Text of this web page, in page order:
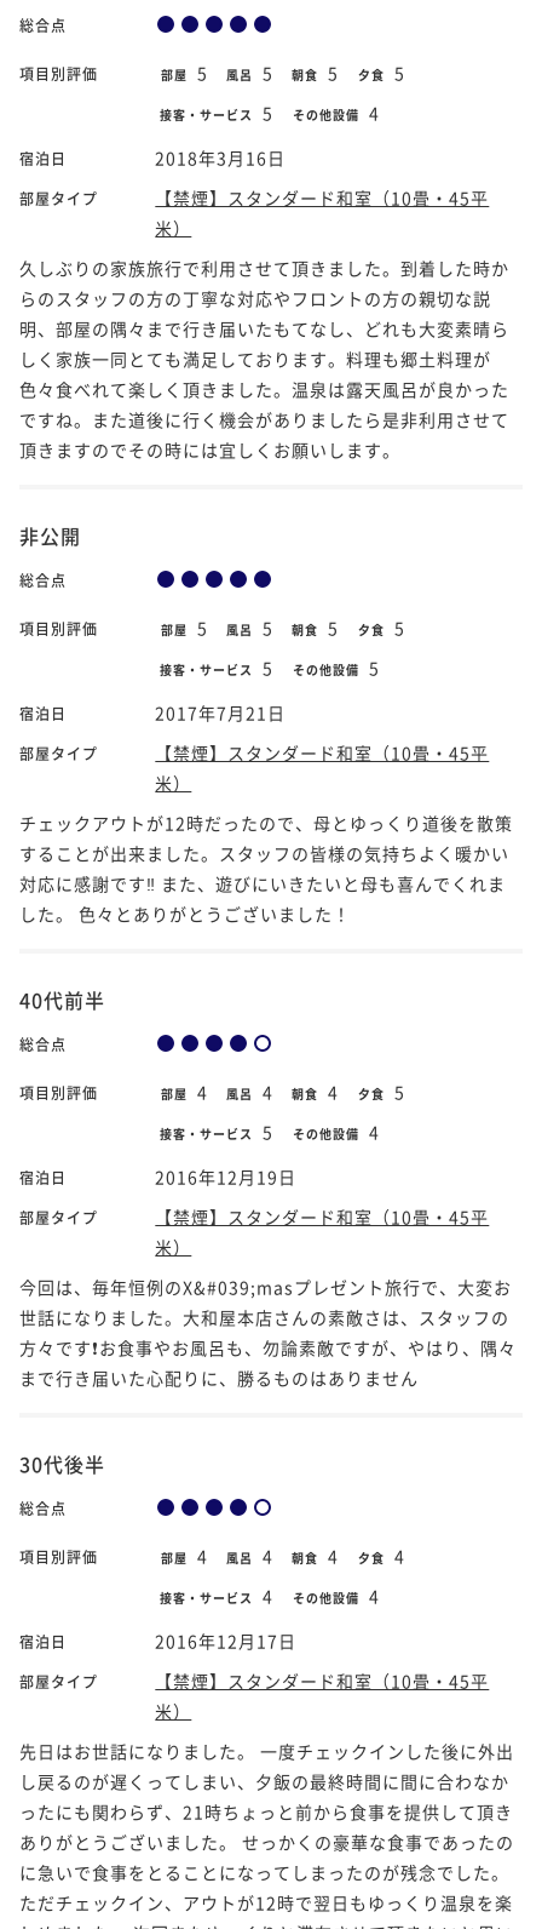
総合点
項目別評価 部屋 5 風呂 5 朝食 5 夕食 5
接客・サービス 5 その他設備 4
宿泊日 2018年3月16日
部屋タイプ
【禁煙】スタンダード和室（10畳・45平
米）
久しぶりの家族旅行で利用させて頂きました。到着した時か
らのスタッフの方の丁寧な対応やフロントの方の親切な説
明、部屋の隅々まで行き届いたもてなし、どれも大変素晴ら
しく家族一同とても満足しております。料理も郷土料理が
色々食べれて楽しく頂きました。温泉は露天風呂が良かった
ですね。また道後に行く機会がありましたら是非利用させて
頂きますのでその時には宜しくお願いします。
非公開
総合点
項目別評価 部屋 5 風呂 5 朝食 5 夕食 5
接客・サービス 5 その他設備 5
宿泊日 2017年7月21日
部屋タイプ
【禁煙】スタンダード和室（10畳・45平
米）
チェックアウトが12時だったので、母とゆっくり道後を散策
することが出来ました。スタッフの皆様の気持ちよく暖かい
対応に感謝です‼ また、遊びにいきたいと母も喜んでくれま
した。 色々とありがとうございました！
40代前半
総合点
項目別評価 部屋 4 風呂 4 朝食 4 夕食 5
接客・サービス 5 その他設備 4
宿泊日 2016年12月19日
部屋タイプ
【禁煙】スタンダード和室（10畳・45平
米）
今回は、毎年恒例のX&#039;masプレゼント旅行で、大変お
世話になりました。大和屋本店さんの素敵さは、スタッフの
方々です❗お食事やお風呂も、勿論素敵ですが、やはり、隅々
まで行き届いた心配りに、勝るものはありません
30代後半
総合点
項目別評価 部屋 4 風呂 4 朝食 4 夕食 4
接客・サービス 4 その他設備 4
宿泊日 2016年12月17日
部屋タイプ
【禁煙】スタンダード和室（10畳・45平
米）
先日はお世話になりました。 一度チェックインした後に外出
し戻るのが遅くってしまい、夕飯の最終時間に間に合わなか
ったにも関わらず、21時ちょっと前から食事を提供して頂き
ありがとうございました。 せっかくの豪華な食事であったの
に急いで食事をとることになってしまったのが残念でした。
ただチェックイン、アウトが12時で翌日もゆっくり温泉を楽